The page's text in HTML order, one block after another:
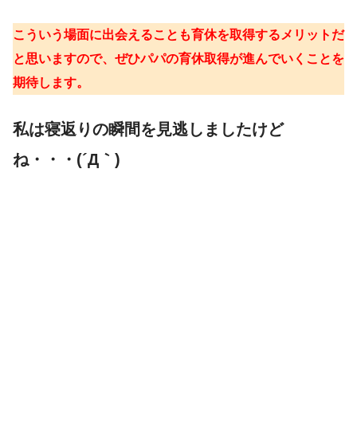
こういう場面に出会えることも育休を取得するメリットだ
と思いますので、ぜひパパの育休取得が進んでいくことを
期待します。
私は寝返りの瞬間を見逃しましたけど
ね・・・(´Д｀)